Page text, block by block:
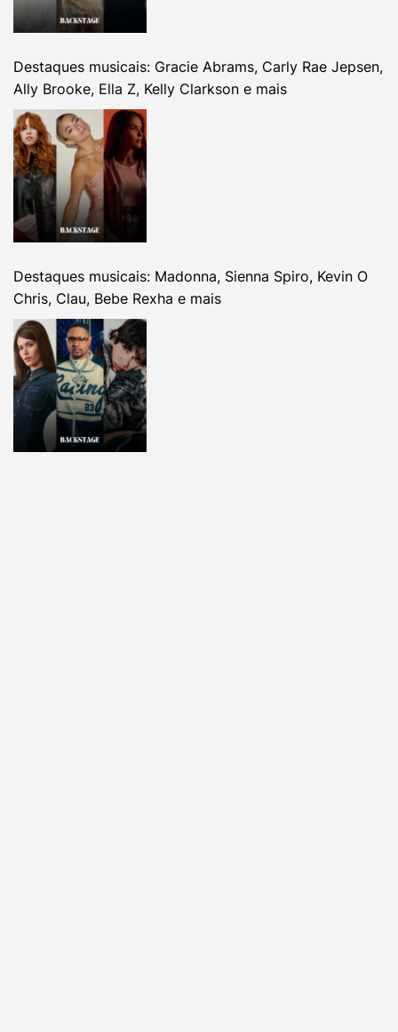
Destaques musicais: Gracie Abrams, Carly Rae Jepsen,
Ally Brooke, Ella Z, Kelly Clarkson e mais
Destaques musicais: Madonna, Sienna Spiro, Kevin O
Chris, Clau, Bebe Rexha e mais